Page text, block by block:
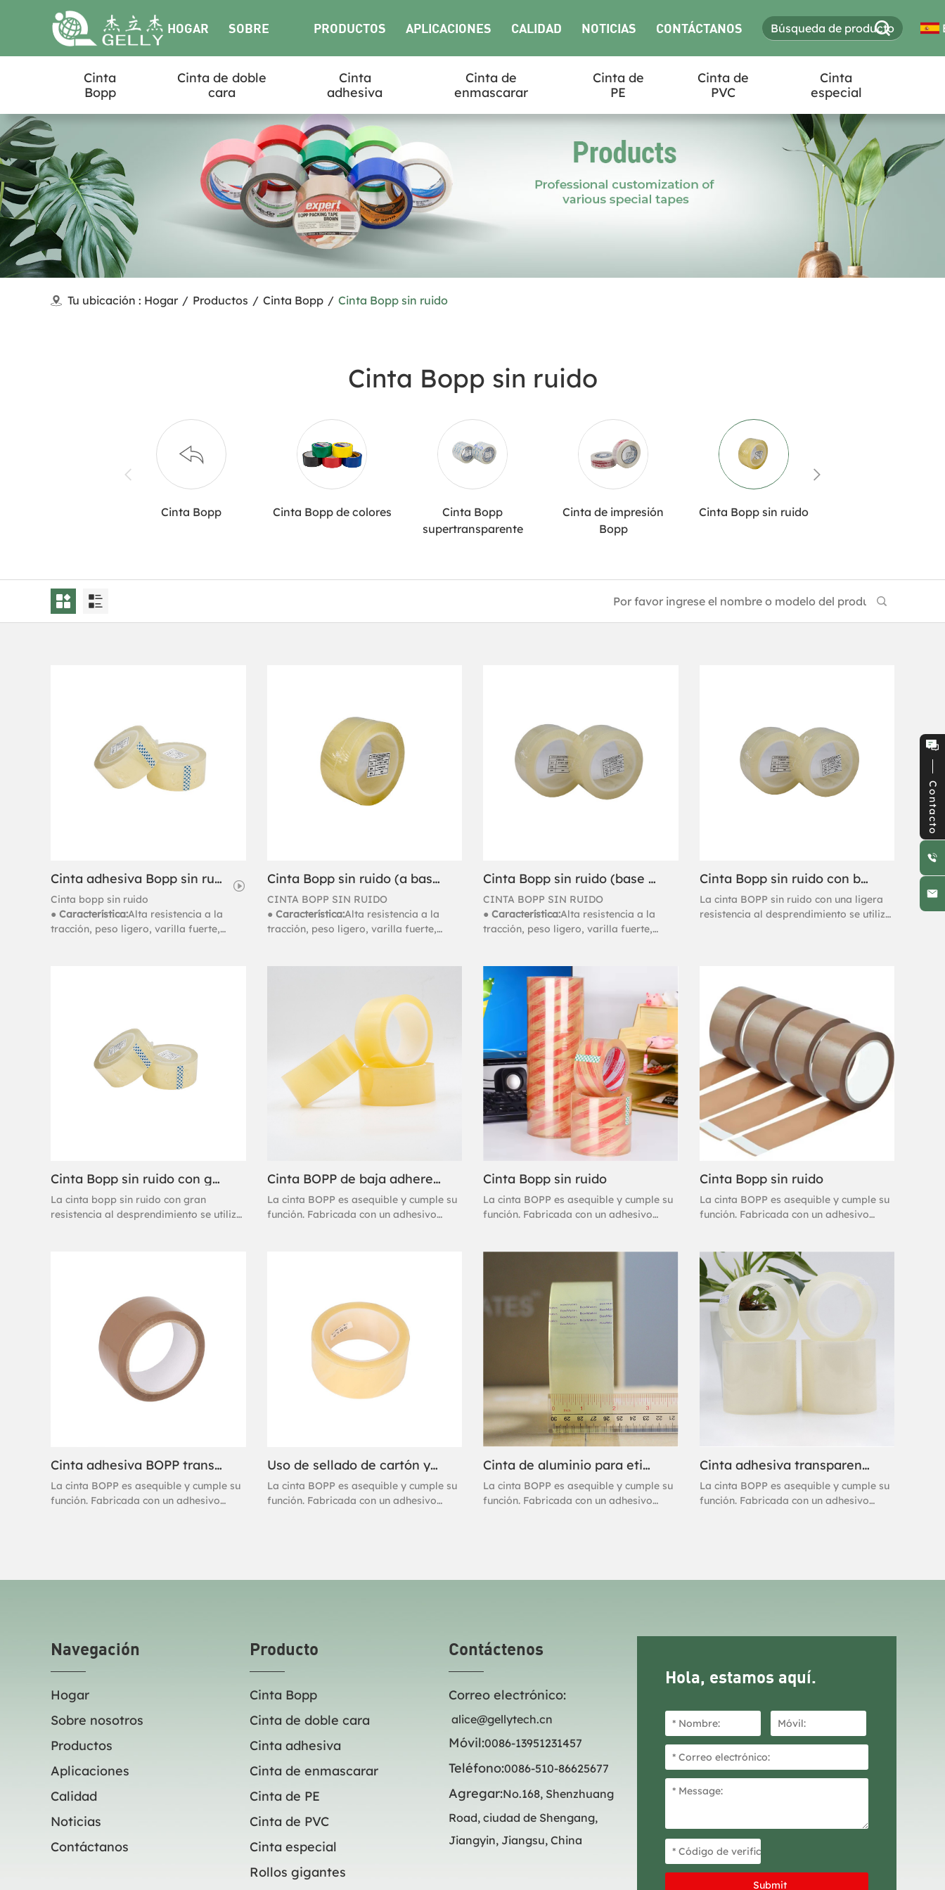
HOGAR SOBRE
NOSOTROS
PRODUCTOS APLICACIONES CALIDAD NOTICIAS CONTÁCTANOS
Cinta
Bopp
Cinta de doble
cara
Cinta
adhesiva
Cinta de
enmascarar
Cinta de
PE
Cinta de
PVC
Cinta
especial
Tu ubicación : Hogar / Productos / Cinta Bopp / Cinta Bopp sin ruido
Cinta Bopp sin ruido
Cinta Bopp Cinta Bopp de colores
Cinta Bopp
supertransparente
Cinta de impresión
Bopp
Cinta Bopp sin ruido
Cinta adhesiva Bopp sin ruido (a base de agua) de 50 micras
Cinta bopp sin ruido
● Característica:Alta resistencia a la
tracción, peso ligero, varilla fuerte,
Cinta Bopp sin ruido (a base de solvente) 48 micrones
CINTA BOPP SIN RUIDO
● Característica:Alta resistencia a la
tracción, peso ligero, varilla fuerte,
Cinta Bopp sin ruido (base solvente) 62 micrones
CINTA BOPP SIN RUIDO
● Característica:Alta resistencia a la
tracción, peso ligero, varilla fuerte,
Cinta Bopp sin ruido con baja resistencia al desprendimiento
La cinta BOPP sin ruido con una ligera
resistencia al desprendimiento se utiliza
Cinta Bopp sin ruido con gran resistencia al desprendimiento
La cinta bopp sin ruido con gran
resistencia al desprendimiento se utiliza
Cinta BOPP de baja adherencia y sin ruido
La cinta BOPP es asequible y cumple su
función. Fabricada con un adhesivo
más exigentes. Su liberación rápida y
sencilla permite un sellado más rápido.
Cinta Bopp sin ruido
La cinta BOPP es asequible y cumple su
función. Fabricada con un adhesivo
rendimiento, diseñada para los trabajos
más exigentes. Su liberación rápida y
sencilla permite un sellado más rápido.
Cinta Bopp sin ruido
La cinta BOPP es asequible y cumple su
función. Fabricada con un adhesivo
un sellado excelente. Se considera una
cinta de marca blanca de alto
rendimiento, diseñada para los trabajos
más exigentes. Su liberación rápida y
sencilla permite un sellado más rápido.
Cinta adhesiva BOPP transparente y marrón para paquetes
La cinta BOPP es asequible y cumple su
función. Fabricada con un adhesivo
Uso de sellado de cartón y material BOPP Cinta BOPP Cinta de bajo ruido
La cinta BOPP es asequible y cumple su
función. Fabricada con un adhesivo
Cinta de aluminio para etiquetadora BOPP silenciosa con baja resistencia al desprendimiento
La cinta BOPP es asequible y cumple su
función. Fabricada con un adhesivo
Cinta adhesiva transparente de bajo ruido para sellar cajas de cartón.
La cinta BOPP es asequible y cumple su
función. Fabricada con un adhesivo
Navegación
Hogar
Sobre nosotros
Productos
Aplicaciones
Calidad
Noticias
Contáctanos
Producto
Cinta Bopp
Cinta de doble cara
Cinta adhesiva
Cinta de enmascarar
Cinta de PE
Cinta de PVC
Cinta especial
Rollos gigantes
Contáctenos
Correo electrónico:
alice@gellytech.cn
Móvil:0086-13951231457
Teléfono:0086-510-86625677
Agregar:No.168, Shenzhuang
Road, ciudad de Shengang,
Jiangyin, Jiangsu, China
Hola, estamos aquí.
Contacto